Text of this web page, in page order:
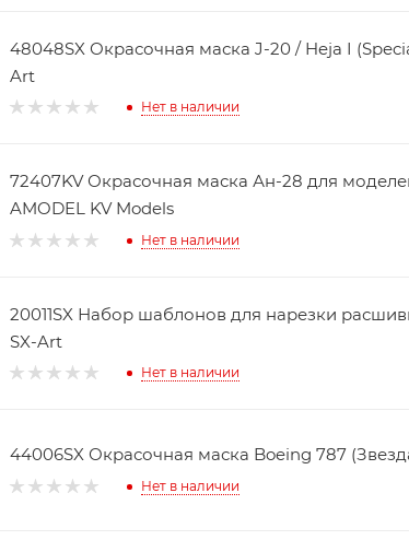
48048SX Окрасочная маска J-20 / Heja I
Art
Нет в наличии
72407KV Окрасочная маска Ан-28 для
AMODEL KV Models
Нет в наличии
20011SX Набор шаблонов для нарезки
SX-Art
Нет в наличии
44006SX Окрасочная маска Boeing 787
Нет в наличии